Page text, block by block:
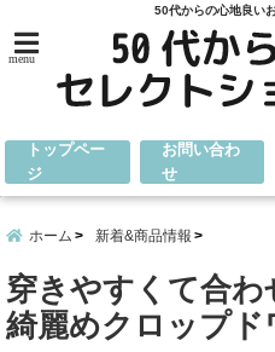
50代からの心地良い
menu
トップペー
ジ
お問い合わ
せ
ホーム 新着&商品情報
穿きやすくて合
綺麗めクロップド